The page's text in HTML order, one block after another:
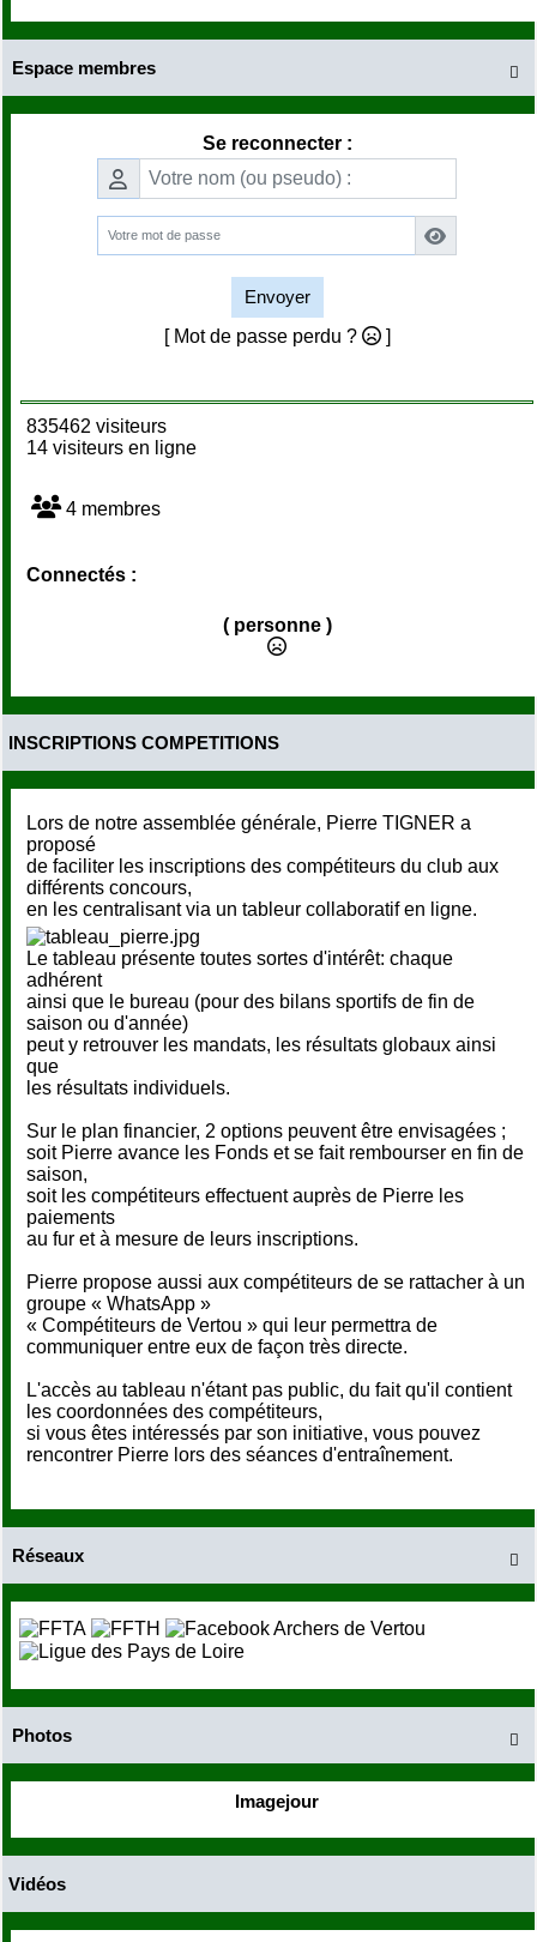

Espace membres
Se reconnecter :
Envoyer
[ Mot de passe perdu ?
]
835462 visiteurs
14 visiteurs en ligne
4 membres
Connectés :
( personne )
INSCRIPTIONS COMPETITIONS
Lors de notre assemblée générale, Pierre TIGNER a
proposé
de faciliter les inscriptions des compétiteurs du club aux
différents concours,
en les centralisant via un tableur collaboratif en ligne.
Le tableau présente toutes sortes d'intérêt: chaque
adhérent
ainsi que le bureau (pour des bilans sportifs de fin de
saison ou d'année)
peut y retrouver les mandats, les résultats globaux ainsi
que
les résultats individuels.
Sur le plan financier, 2 options peuvent être envisagées ;
soit Pierre avance les Fonds et se fait rembourser en fin de
saison,
soit les compétiteurs effectuent auprès de Pierre les
paiements
au fur et à mesure de leurs inscriptions.
Pierre propose aussi aux compétiteurs de se rattacher à un
groupe « WhatsApp »
« Compétiteurs de Vertou » qui leur permettra de
communiquer entre eux de façon très directe.
L'accès au tableau n'étant pas public, du fait qu'il contient
les coordonnées des compétiteurs,
si vous êtes intéressés par son initiative, vous pouvez
rencontrer Pierre lors des séances d'entraînement.

Réseaux

Photos
Imagejour
Vidéos